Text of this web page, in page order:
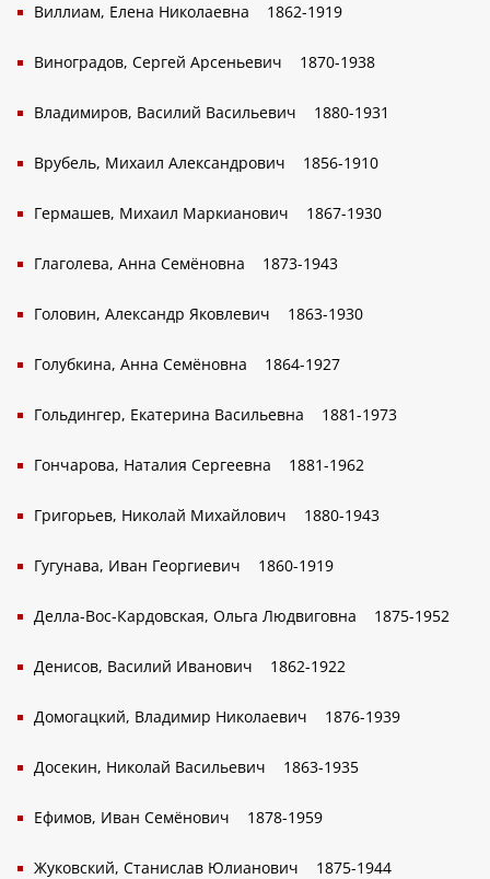
Виллиам, Елена Николаевна 1862-1919
Виноградов, Сергей Арсеньевич 1870-1938
Владимиров, Василий Васильевич 1880-1931
Врубель, Михаил Александрович 1856-1910
Гермашев, Михаил Маркианович 1867-1930
Глаголева, Анна Семёновна 1873-1943
Головин, Александр Яковлевич 1863-1930
Голубкина, Анна Семёновна 1864-1927
Гольдингер, Екатерина Васильевна 1881-1973
Гончарова, Наталия Сергеевна 1881-1962
Григорьев, Николай Михайлович 1880-1943
Гугунава, Иван Георгиевич 1860-1919
Делла-Вос-Кардовская, Ольга Людвиговна 1875-1952
Денисов, Василий Иванович 1862-1922
Домогацкий, Владимир Николаевич 1876-1939
Досекин, Николай Васильевич 1863-1935
Ефимов, Иван Cемёнович 1878-1959
Жуковский, Станислав Юлианович 1875-1944